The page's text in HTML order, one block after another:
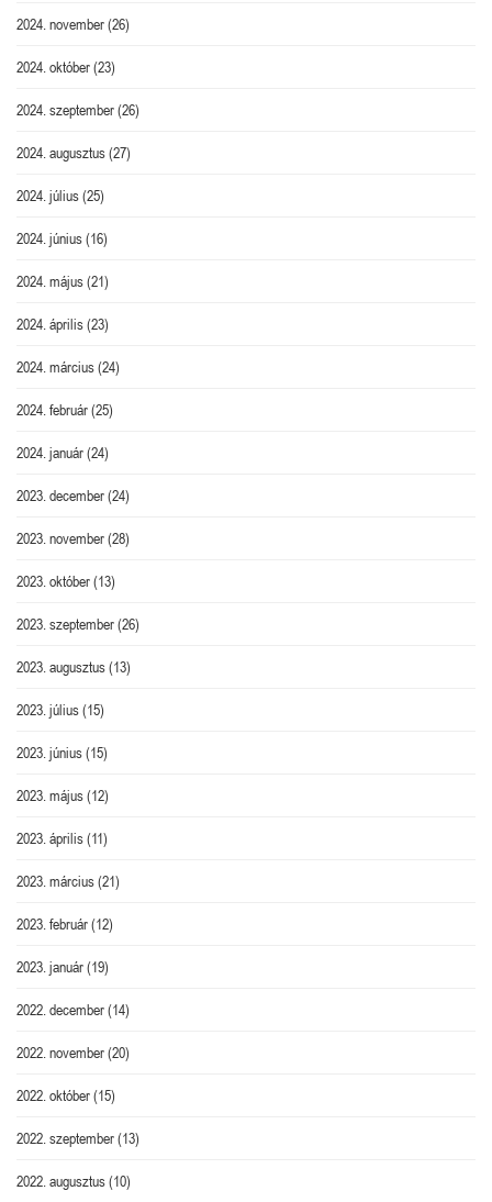
2024. november(26)
2024. október(23)
2024. szeptember(26)
2024. augusztus(27)
2024. július(25)
2024. június(16)
2024. május(21)
2024. április(23)
2024. március(24)
2024. február(25)
2024. január(24)
2023. december(24)
2023. november(28)
2023. október(13)
2023. szeptember(26)
2023. augusztus(13)
2023. július(15)
2023. június(15)
2023. május(12)
2023. április(11)
2023. március(21)
2023. február(12)
2023. január(19)
2022. december(14)
2022. november(20)
2022. október(15)
2022. szeptember(13)
2022. augusztus(10)